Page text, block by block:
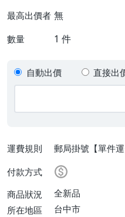
最高出價者 無
數量 1 件
自動出價 直接出
運費規則
郵局掛號【單件
$9999免運費】
付款方式
商品狀況
全新品
所在地區
台中市